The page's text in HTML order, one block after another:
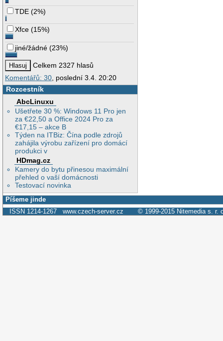
TDE (2%)
Xfce (15%)
jiné/žádné (23%)
Celkem 2327 hlasů
Komentářů: 30, poslední 3.4. 20:20
Rozcestník
AbcLinuxu
Ušetřete 30 %: Windows 11 Pro jen
za €22,50 a Office 2024 Pro za
€17,15 – akce B
Týden na ITBiz: Čína podle zdrojů
zahájila výrobu zařízení pro domácí
produkci v
HDmag.cz
Kamery do bytu přinesou maximální
přehled o vaší domácnosti
Testovací novinka
Píšeme jinde
ISSN 1214-1267 www.czech-server.cz © 1999-2015 Nitemedia s. r.